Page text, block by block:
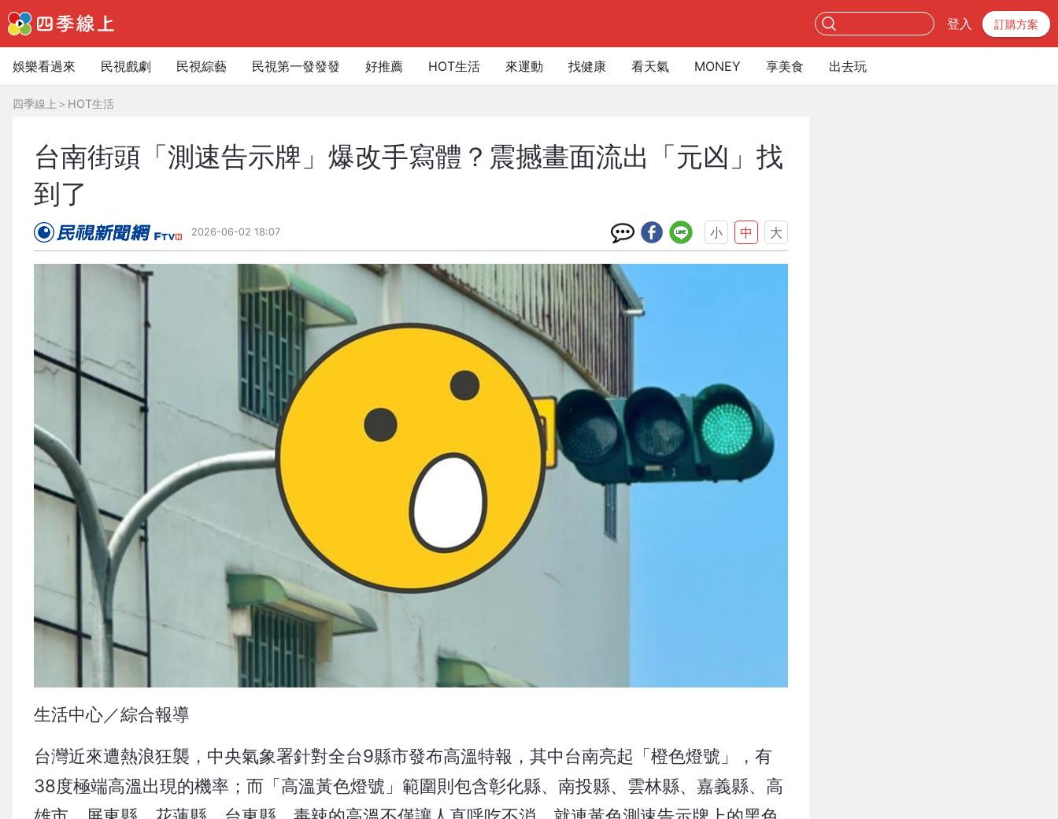
登入 訂購方案
娛樂看過來 民視戲劇 民視綜藝 民視第一發發發 好推薦 HOT生活 來運動 找健康 看天氣 MONEY 享美食 出去玩
四季線上 ＞ HOT生活
台南街頭「測速告示牌」爆改手寫體？震撼畫面流出「元凶」找
到了
2026-06-02 18:07 小 中 大
生活中心／綜合報導
台灣近來遭熱浪狂襲，中央氣象署針對全台9縣市發布高溫特報，其中台南亮起「橙色燈號」，有
38度極端高溫出現的機率；而「高溫黃色燈號」範圍則包含彰化縣、南投縣、雲林縣、嘉義縣、高